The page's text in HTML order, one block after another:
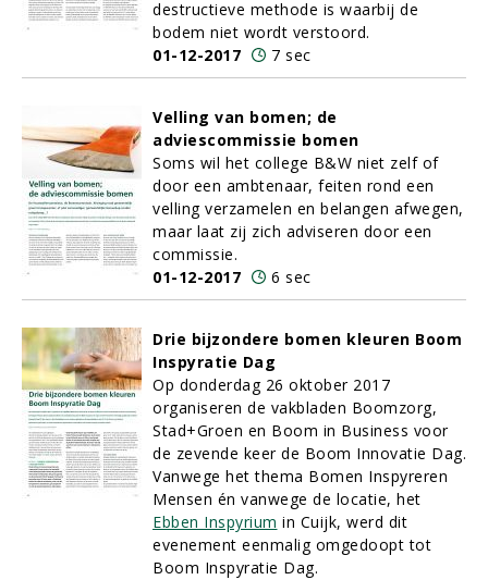
destructieve methode is waarbij de
bodem niet wordt verstoord.
01-12-2017
7 sec
Velling van bomen; de
adviescommissie bomen
Soms wil het college B&W niet zelf of
door een ambtenaar, feiten rond een
velling verzamelen en belangen afwegen,
maar laat zij zich adviseren door een
commissie.
01-12-2017
6 sec
Drie bijzondere bomen kleuren Boom
Inspyratie Dag
Op donderdag 26 oktober 2017
organiseren de vakbladen Boomzorg,
Stad+Groen en Boom in Business voor
de zevende keer de Boom Innovatie Dag.
Vanwege het thema Bomen Inspyreren
Mensen én vanwege de locatie, het
Ebben Inspyrium in Cuijk, werd dit
evenement eenmalig omgedoopt tot
Boom Inspyratie Dag.